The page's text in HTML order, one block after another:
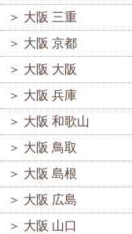
＞ 大阪 三重
＞ 大阪 京都
＞ 大阪 大阪
＞ 大阪 兵庫
＞ 大阪 和歌山
＞ 大阪 鳥取
＞ 大阪 島根
＞ 大阪 広島
＞ 大阪 山口